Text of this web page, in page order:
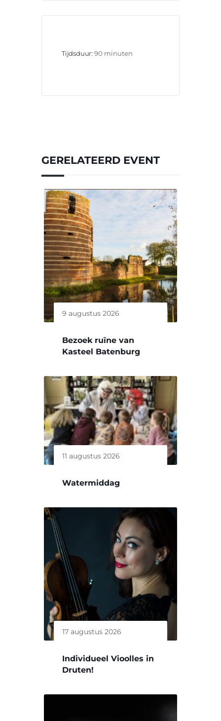
Tijdsduur: 90 minuten
GERELATEERD EVENT
9 augustus 2026
Bezoek ruïne van
Kasteel Batenburg
11 augustus 2026
Watermiddag
17 augustus 2026
Individueel Vioolles in
Druten!